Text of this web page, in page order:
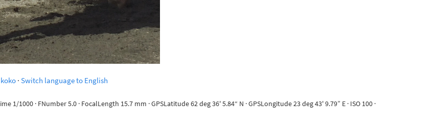
· Switch language to English
1000 · FNumber 5.0 · FocalLength 15.7 mm · GPSLatitude 62 deg 36' 5.84“ N · GPSLongitude 23 deg 43' 9.79” E · ISO 100 ·